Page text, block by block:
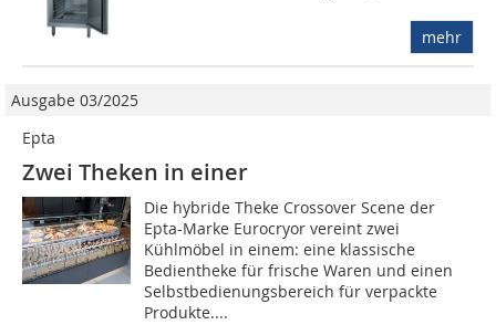
mehr
Ausgabe 03/2025
Epta
Zwei Theken in einer
Die hybride Theke Crossover Scene der
Epta-Marke Eurocryor vereint zwei
Kühlmöbel in einem: eine klassische
Bedientheke für frische Waren und einen
Selbstbedienungsbereich für verpackte
Produkte....